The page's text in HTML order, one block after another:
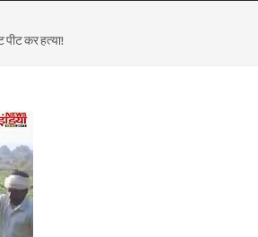
कर हत्या!